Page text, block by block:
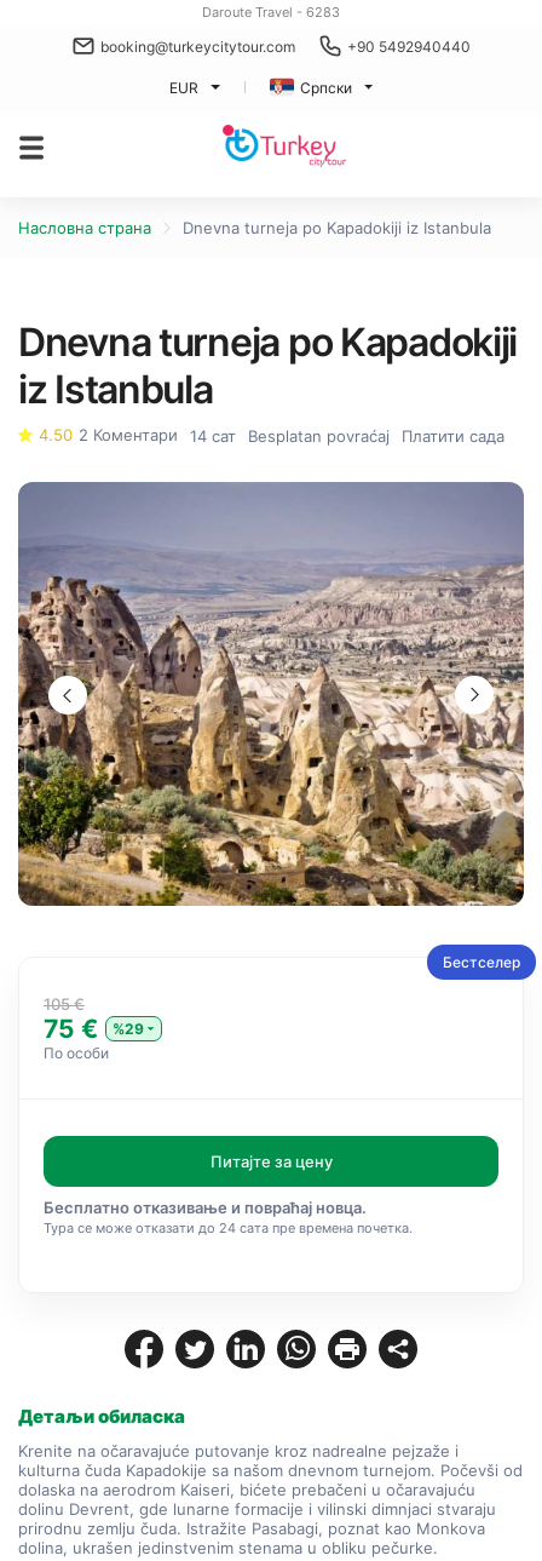
Daroute Travel - 6283
booking@turkeycitytour.com +90 5492940440
EUR Српски
Насловна страна Dnevna turneja po Kapadokiji iz Istanbula
Детаљи обиласка
Krenite na očaravajuće putovanje kroz nadrealne pejzaže i
kulturna čuda Kapadokije sa našom dnevnom turnejom. Počevši od
dolaska na aerodrom Kaiseri, bićete prebačeni u očaravajuću
dolinu Devrent, gde lunarne formacije i vilinski dimnjaci stvaraju
prirodnu zemlju čuda. Istražite Pasabagi, poznat kao Monkova
dolina, ukrašen jedinstvenim stenama u obliku pečurke.
Dnevna turneja po Kapadokiji
iz Istanbula
4.50 2 Коментари 14 сат Besplatan povraćaj Платити сада
Бестселер
105 €
75 €
%29
По особи
Питајте за цену
Бесплатно отказивање и повраћај новца.
Тура се може отказати до 24 сата пре времена почетка.